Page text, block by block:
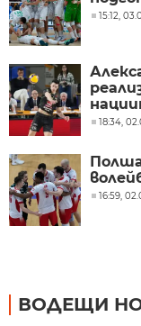
15:12,
18:34,
16:59,
ВОДЕЩИ